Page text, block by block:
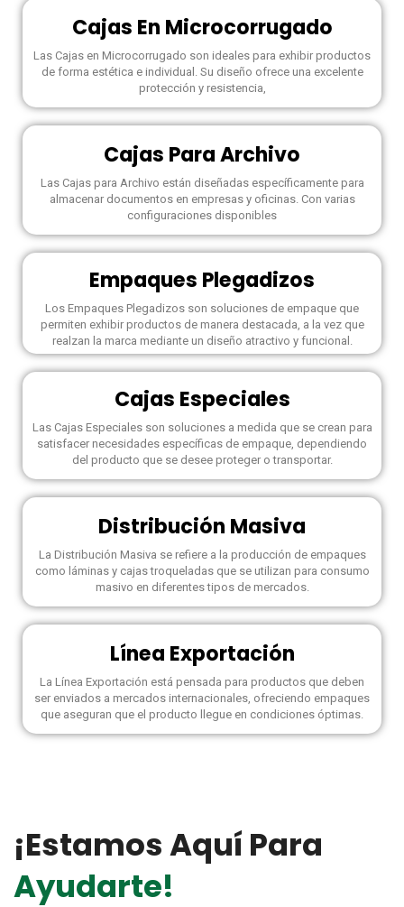
Cajas En Microcorrugado
Las Cajas en Microcorrugado son ideales para exhibir productos
de forma estética e individual. Su diseño ofrece una excelente
protección y resistencia,
Cajas Para Archivo
Las Cajas para Archivo están diseñadas específicamente para
almacenar documentos en empresas y oficinas. Con varias
configuraciones disponibles
Empaques Plegadizos
Los Empaques Plegadizos son soluciones de empaque que
permiten exhibir productos de manera destacada, a la vez que
realzan la marca mediante un diseño atractivo y funcional.
Cajas Especiales
Las Cajas Especiales son soluciones a medida que se crean para
satisfacer necesidades específicas de empaque, dependiendo
del producto que se desee proteger o transportar.
Distribución Masiva
La Distribución Masiva se refiere a la producción de empaques
como láminas y cajas troqueladas que se utilizan para consumo
masivo en diferentes tipos de mercados.
Línea Exportación
La Línea Exportación está pensada para productos que deben
ser enviados a mercados internacionales, ofreciendo empaques
que aseguran que el producto llegue en condiciones óptimas.
¡estamos Aquí Para
Ayudarte!